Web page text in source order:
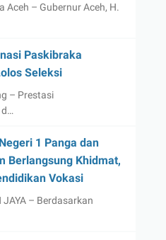
Aceh – Gubernur Aceh, H.
Paskibraka
Seleksi
– Prestasi
1 Panga dan
Berlangsung Khidmat,
Vokasi
– Berdasarkan